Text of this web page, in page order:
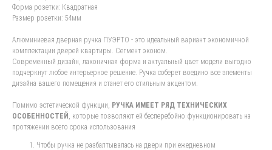
Форма розетки: Квадратная
Размер розетки: 54мм
Алюминиевая дверная ручка ПУЭРТО - это идеальный вариант экономичной
комплектации дверей квартиры. Сегмент эконом.
Современный дизайн, лаконичная форма и актуальный цвет модели выгодно
подчеркнут любое интерьерное решение. Ручка соберет воедино все элементы
дизайна вашего помещения и станет его стильным акцентом.
Помимо эстетической функции, РУЧКА ИМЕЕТ РЯД ТЕХНИЧЕСКИХ
ОСОБЕННОСТЕЙ , которые позволяют ей бесперебойно функционировать на
протяжении всего срока использования
Чтобы ручка не разбалтывалась на двери при ежедневном